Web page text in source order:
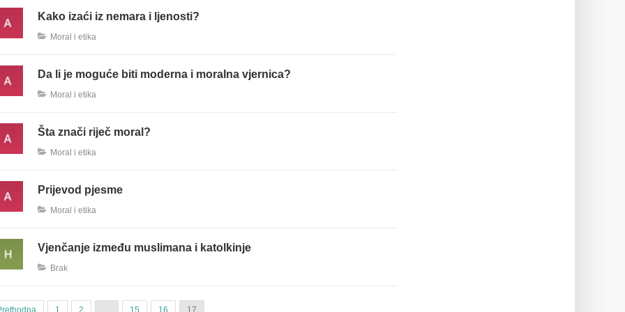
Kako izaći iz nemara i ljenosti?
Moral i etika
Da li je moguće biti moderna i moralna vjernica?
Moral i etika
Šta znači riječ moral?
Moral i etika
Prijevod pjesme
Moral i etika
Vjenčanje između muslimana i katolkinje
Brak
1 2 15 16 17